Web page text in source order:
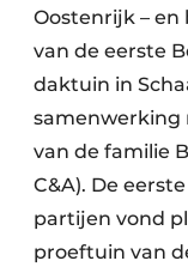
Oostenrijk – en
van de eerste
daktuin in
samenwerking
van de familie
C&A). De
partijen vond
proeftuin van